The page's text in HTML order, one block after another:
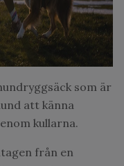
som är
att känna
kullarna.
från en